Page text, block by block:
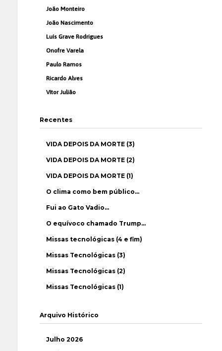
João Monteiro
João Nascimento
Luís Grave Rodrigues
Onofre Varela
Paulo Ramos
Ricardo Alves
Vítor Julião
Recentes
VIDA DEPOIS DA MORTE (3)
VIDA DEPOIS DA MORTE (2)
VIDA DEPOIS DA MORTE (1)
O clima como bem público…
Fui ao Gato Vadio…
O equívoco chamado Trump…
Missas tecnológicas (4 e fim)
Missas Tecnológicas (3)
Missas Tecnológicas (2)
Missas Tecnológicas (1)
Arquivo Histórico
Julho 2026